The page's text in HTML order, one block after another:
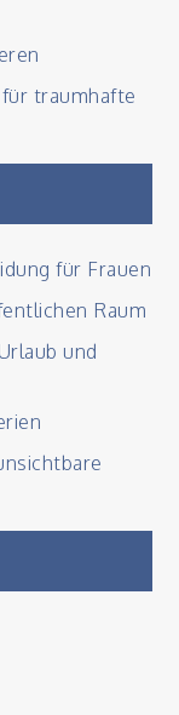
traumhafte
für Frauen
Raum
und